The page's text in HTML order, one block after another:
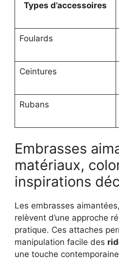
Types d’accessoires
Foulards
Ceintures
Rubans
Embrasses
matériaux,
inspirations
Les embrasses
relèvent d’une approche
pratique. Ces attaches
manipulation facile des
une touche